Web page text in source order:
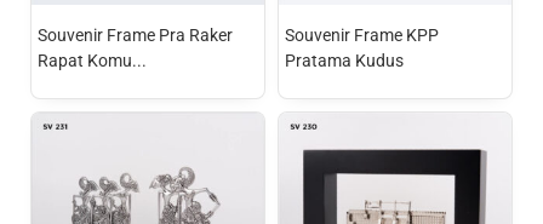
Souvenir Frame Pra Raker
Rapat Komu...
Souvenir Frame KPP
Pratama Kudus